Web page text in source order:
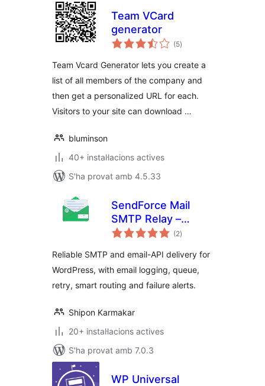
Team VCard
generator
(5puntuacions
totals
)
Team Vcard Generator lets you create a
list of all members of the company and
then get a personalized URL for each.
Visitors to your site can download …
bluminson
40+ instal·lacions actives
S'ha provat amb 4.5.33
SendForce Mail
SMTP Relay –
SMTP and Email
(2puntuacions
totals
)
Reliable SMTP and email-API delivery for
WordPress, with email logging, queue,
retry, smart routing and failure alerts.
Shipon Karmakar
20+ instal·lacions actives
S'ha provat amb 7.0.3
WP Universal